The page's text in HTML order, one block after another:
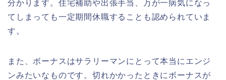
分かります。住宅補助や出張手当、万が一病気になっ
てしまっても一定期間休職することも認められていま
す。
また、ボーナスはサラリーマンにとって本当にエンジ
ンみたいなものです。切れかかったときにボーナスが